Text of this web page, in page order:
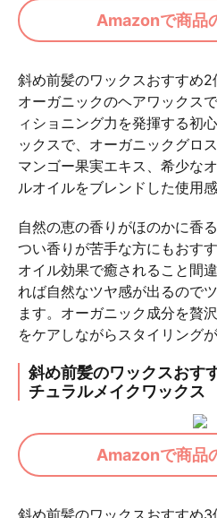
Amazonで商品
斜め前髪のワックスおすすめ
オーガニックのヘアワックス
ィショニング力を発揮する初
ックスで、オーガニックグロ
マンゴー果実エキス、希少な
ルオイルをブレンドした使用
自然の恵の香りがほのかに香
つい香りが苦手な方にもおす
オイル効果で癒されること間
れば自然なツヤ感が出るので
ます。オーガニック成分を贅
をケアしながらスタイリングが
斜め前髪のワックスお
チュラルメイクワックス
Amazonで商品
斜め前髪のワックスおすすめ